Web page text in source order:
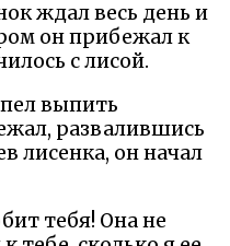
ждал весь день и
он прибежал к
с лисой.
выпить
развалившись
лисенка, он начал
тебя! Она не